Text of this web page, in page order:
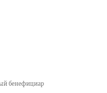
бенефициар